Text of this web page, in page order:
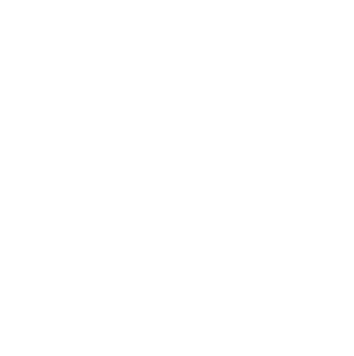
visitez ce lien...
fr/agence-
particuliers/sujets/tout-votre-
revenus/remplir-declaration-
aidant-naturel-epoux-personne-